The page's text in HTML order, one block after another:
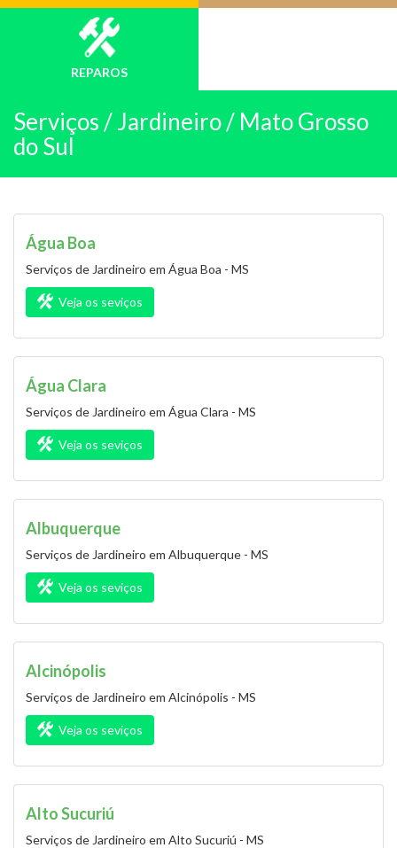
REPAROS
Serviços /Jardineiro / Mato Grosso
do Sul
Água Boa
Serviços de Jardineiro em Água Boa - MS
Veja os seviços
Água Clara
Serviços de Jardineiro em Água Clara - MS
Veja os seviços
Albuquerque
Serviços de Jardineiro em Albuquerque - MS
Veja os seviços
Alcinópolis
Serviços de Jardineiro em Alcinópolis - MS
Veja os seviços
Alto Sucuriú
Serviços de Jardineiro em Alto Sucuriú - MS